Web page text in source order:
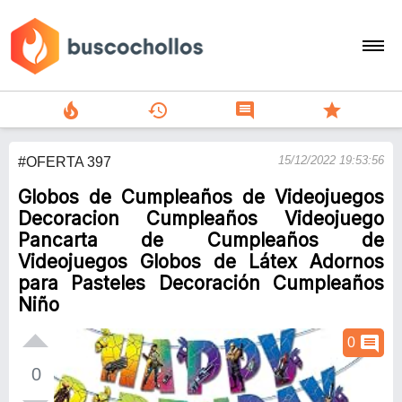
search
person
add
Menu
local_fire_department history comment star
#OFERTA 397 15/12/2022 19:53:56
Globos de Cumpleaños de Videojuegos
Decoracion Cumpleaños Videojuego
Pancarta de Cumpleaños de
Videojuegos Globos de Látex Adornos
para Pasteles Decoración Cumpleaños
Niño
0
0 comment